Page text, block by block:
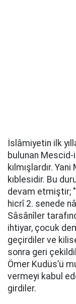
İslâmiyetin ilk
bulunan Mescid-
kılmışlardır.
kıblesidir. Bu
devam etmiştir;
hicrî 2. senede
Sâsânîler
ihtiyar, çocuk
geçirdiler ve
sonra geri
Ömer Kudüs’ü
vermeyi kabul
girdiler.